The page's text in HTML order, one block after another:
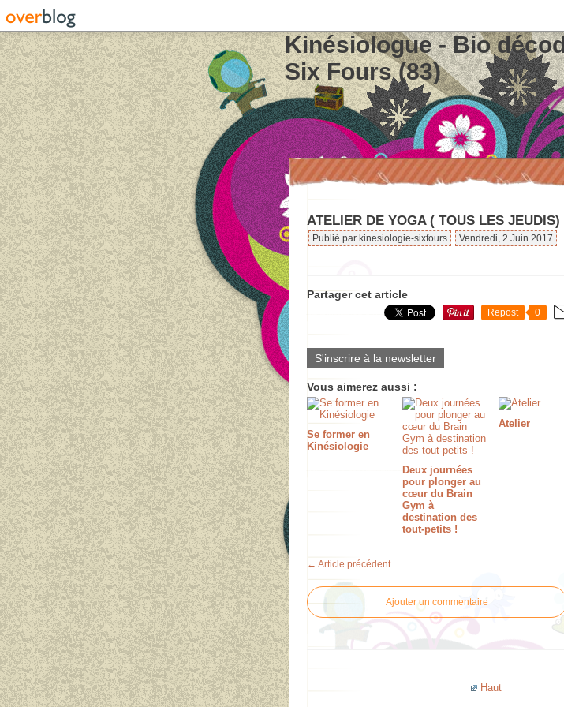
Kinésiologue - Bio
Six Fours (83)
ATELIER DE YOGA ( TOUS LES JEUDIS)
Publié par kinesiologie-sixfours Vendredi, 2 Juin 2017
Partager cet article
Repost 0
S'inscrire à la newsletter
Vous aimerez aussi :
Se former en
Kinésiologie
Deux journées
pour plonger au
cœur du Brain
Gym à
destination des
tout-petits !
Atelier
← Article précédent
Ajouter un commentaire
Haut